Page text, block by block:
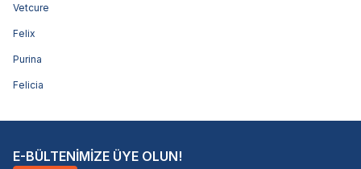
Vetcure
Felix
Purina
Felicia
E-BÜLTENİMİZE ÜYE OLUN!